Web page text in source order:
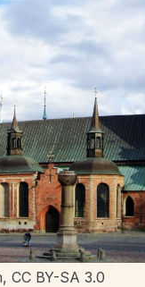
CC BY-SA 3.0